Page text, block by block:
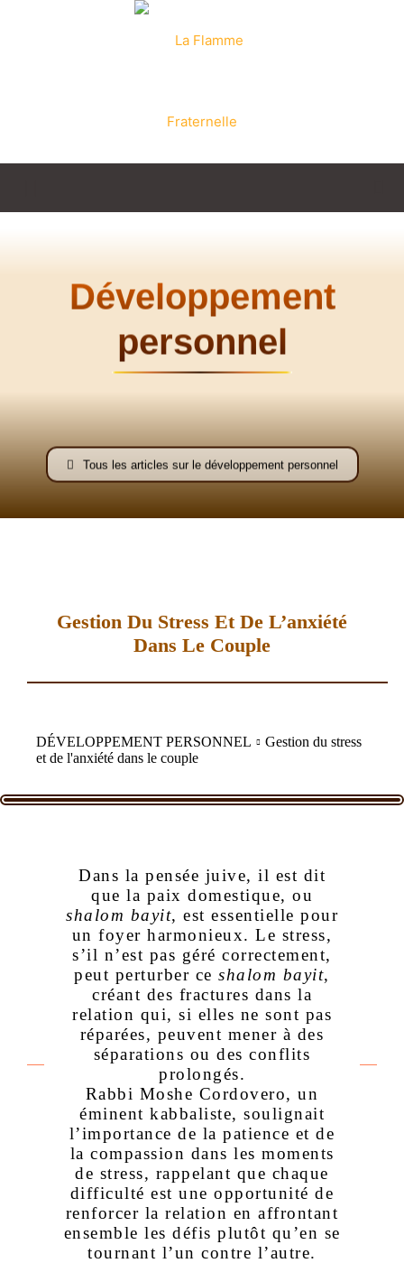
–
Développement
personnel
Tous les articles sur le développement personnel
Gestion Du Stress Et De L’anxiété
Dans Le Couple
DÉVELOPPEMENT PERSONNEL
Gestion du stress
et de l'anxiété dans le couple
Dans la pensée juive, il est dit
que la paix domestique, ou
shalom bayit, est essentielle pour
un foyer harmonieux. Le stress,
s’il n’est pas géré correctement,
peut perturber ceshalom bayit,
créant des fractures dans la
relation qui, si elles ne sont pas
réparées, peuvent mener à des
séparations ou des conflits
prolongés.
Rabbi Moshe Cordovero, un
éminent kabbaliste, soulignait
l’importance de la patience et de
la compassion dans les moments
de stress, rappelant que chaque
difficulté est une opportunité de
renforcer la relation en affrontant
ensemble les défis plutôt qu’en se
tournant l’un contre l’autre.